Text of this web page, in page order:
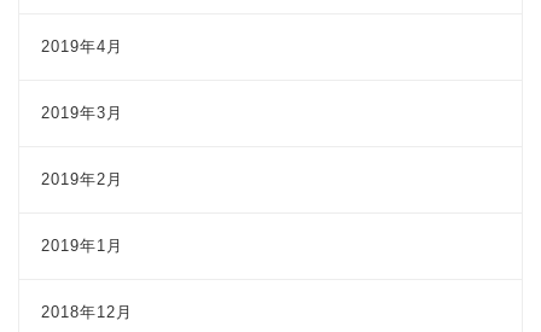
2019年4月
2019年3月
2019年2月
2019年1月
2018年12月